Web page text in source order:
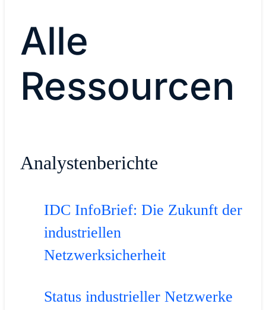
Alle
Ressourcen
Analystenberichte
IDC InfoBrief: Die Zukunft der
industriellen
Netzwerksicherheit
Status industrieller Netzwerke